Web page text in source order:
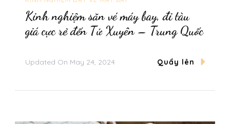
Kinh nghiệm săn vé máy bay, đi tàu
giá cực rẻ đến Tứ Xuyên – Trung Quốc
Updated On May 24, 2024 Quẩy lên